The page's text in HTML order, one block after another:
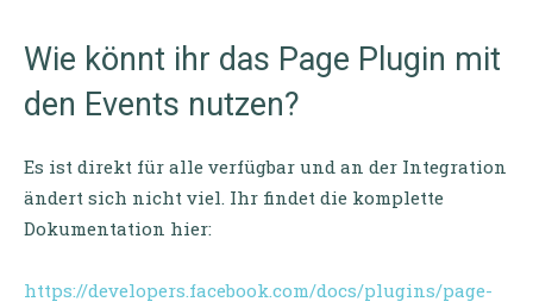
Wie könnt ihr das Page Plugin mit
den Events nutzen?
Es ist direkt für alle verfügbar und an der Integration
ändert sich nicht viel. Ihr findet die komplette
Dokumentation hier:
https://developers.facebook.com/docs/plugins/page-